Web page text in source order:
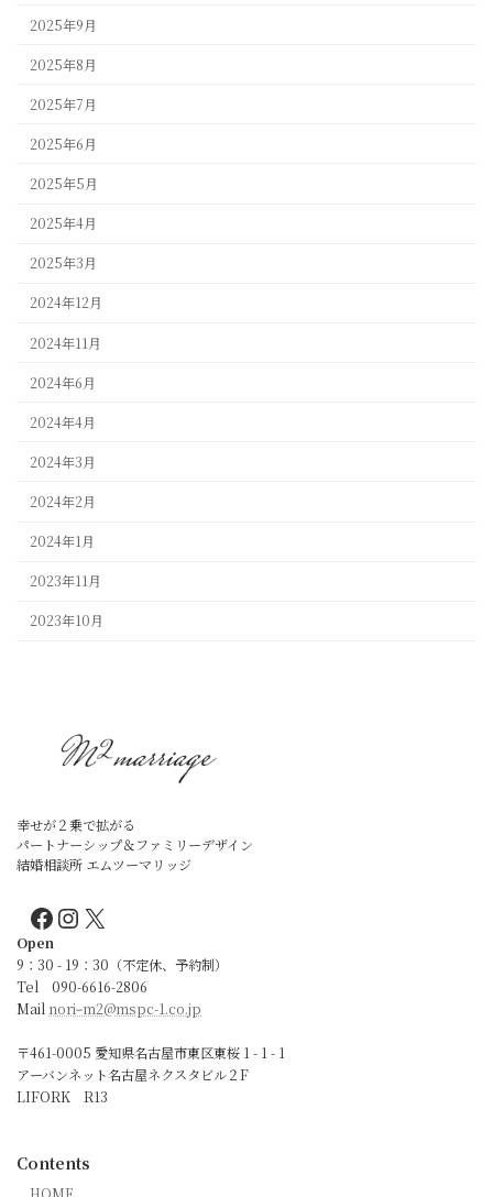
2025年9月
2025年8月
2025年7月
2025年6月
2025年5月
2025年4月
2025年3月
2024年12月
2024年11月
2024年6月
2024年4月
2024年3月
2024年2月
2024年1月
2023年11月
2023年10月
幸せが２乗で拡がる
パートナーシップ＆ファミリーデザイン
結婚相談所 エムツーマリッジ
Facebook
Instagram
X
Open
9：30 - 19：30（不定休、予約制）
Tel 090-6616-2806
Mail noriｰm2@mspc-1.co.jp
〒461-0005 愛知県名古屋市東区東桜 1 - 1 - 1
アーバンネット名古屋ネクスタビル２F
LIFORK R13
Contents
HOME